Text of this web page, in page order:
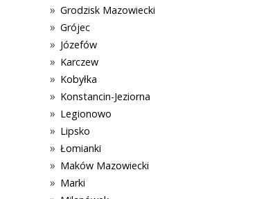
Grodzisk Mazowiecki
Grójec
Józefów
Karczew
Kobyłka
Konstancin-Jeziorna
Legionowo
Lipsko
Łomianki
Maków Mazowiecki
Marki